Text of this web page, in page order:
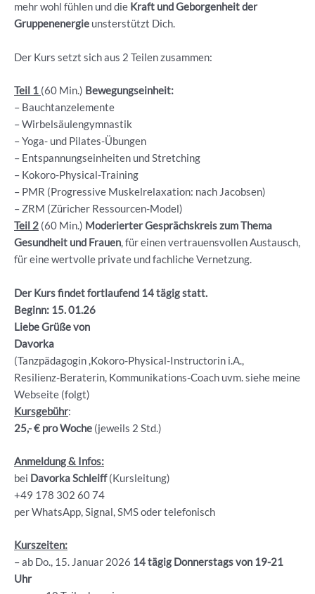
mehr wohl fühlen und die Kraft und Geborgenheit der
Gruppenenergie unsterstützt Dich.
Der Kurs setzt sich aus 2 Teilen zusammen:
Teil 1 (60 Min.) Bewegungseinheit:
– Bauchtanzelemente
– ⁠Wirbelsäulengymnastik
– ⁠Yoga- und Pilates-Übungen
– ⁠Entspannungseinheiten und Stretching
– ⁠Kokoro-Physical-Training
– ⁠PMR (Progressive Muskelrelaxation: nach Jacobsen)
– ZRM (Züricher Ressourcen-Model)
Teil 2 (60 Min.) Moderierter Gesprächskreiszum Thema
Gesundheit und Frauen, für einen vertrauensvollen Austausch,
für eine wertvolle private und fachliche Vernetzung.
Der Kurs findet fortlaufend 14 tägig statt.
Beginn: 15. 01.26
Liebe Grüße von
Davorka
(Tanzpädagogin ,Kokoro-Physical-Instructorin i.A.,
Resilienz-Beraterin, Kommunikations-Coach uvm. siehe meine
Webseite (folgt)
Kursgebühr:
25,- € pro Woche (jeweils 2 Std.)
Anmeldung & Infos:
bei Davorka Schleiff(Kursleitung)
+49 178 302 60 74
per WhatsApp, Signal, SMS oder telefonisch
Kurszeiten:
– ab Do., 15. Januar 2026 14 tägig Donnerstags von 19-21
Uhr